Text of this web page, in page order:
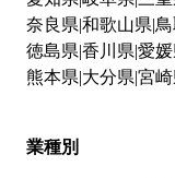
奈良県 和歌山県
徳島県 香川県 愛
熊本県 大分県 宮
業種別